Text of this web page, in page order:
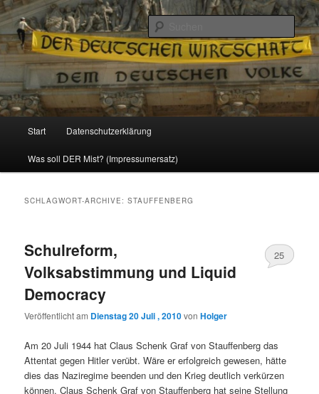
Reizzentrum
Politik, Wirtschaft, Soziales und Gesellschaft
Zum
Inhalt
Zum
sekundären
Start Datenschutzerklärung
Was soll DER Mist? (Impressumersatz)
SCHLAGWORT-ARCHIVE:STAUFFENBERG
Schulreform,
Volksabstimmung und Liquid
Democracy
Veröffentlicht am Dienstag 20 Juli , 2010vonHolger
25
Am 20 Juli 1944 hat Claus Schenk Graf von Stauffenberg das
Attentat gegen Hitler verübt. Wäre er erfolgreich gewesen, hätte
dies das Naziregime beenden und den Krieg deutlich verkürzen
können. Claus Schenk Graf von Stauffenberg hat seine Stellung